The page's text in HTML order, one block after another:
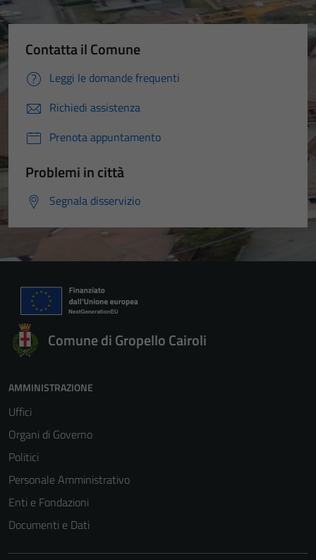
Contatta il Comune
Leggi le domande frequenti
Richiedi assistenza
Prenota appuntamento
Problemi in città
Segnala disservizio
Comune di Gropello Cairoli
AMMINISTRAZIONE
Uffici
Organi di Governo
Politici
Personale Amministrativo
Enti e Fondazioni
Documenti e Dati